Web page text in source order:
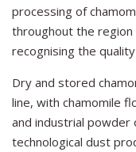
processing of
throughout the region
recognising the
Dry and stored
line, with chamomile
and industrial powder
technological dust